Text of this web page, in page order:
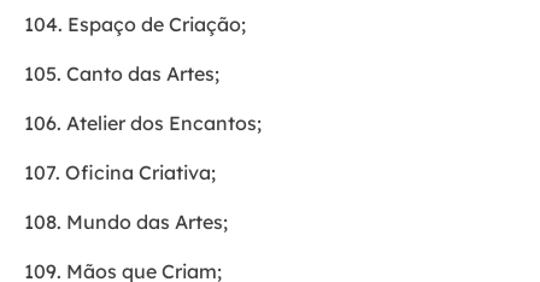
104. Espaço de Criação;
105. Canto das Artes;
106. Atelier dos Encantos;
107. Oficina Criativa;
108. Mundo das Artes;
109. Mãos que Criam;